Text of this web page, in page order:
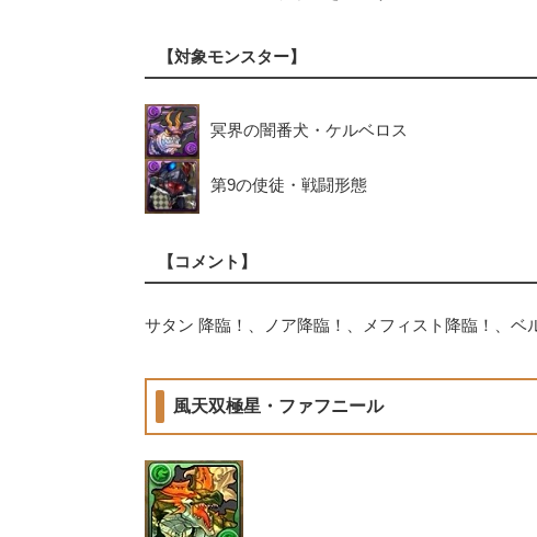
【対象モンスター】
冥界の闇番犬・ケルベロス
第9の使徒・戦闘形態
【コメント】
サタン 降臨！、ノア降臨！、メフィスト降臨！、ベ
風天双極星・ファフニール